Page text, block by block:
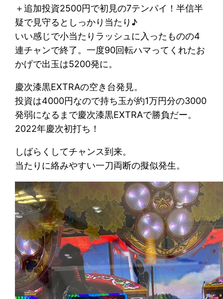
＋追加投資2500円で初見の7テンパイ！半信半
疑で見守るとしっかり当たり♪
いい感じで小当たりラッシュに入ったものの4
連チャンで終了。一度90回転ハマってくれたお
かげで出玉は5200発に。
慶次漆黒EXTRAの空き台発見。
投資は4000円なので持ち玉が約1万円分の3000
発弱になるまで慶次漆黒EXTRAで勝負だー。
2022年慶次初打ち！
しばらくしてチャンス到来。
当たりに絡みやすい一刀両断の擬似発生。